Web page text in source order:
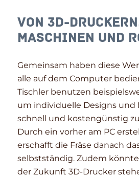
Von 3D-
Maschinen und
Gemeinsam haben diese
alle auf dem Computer
Tischler benutzen
um individuelle Designs und
schnell und kostengünstig
Durch ein vorher am PC
erschafft die Fräse danach
selbstständig. Zudem
der Zukunft 3D-Drucker